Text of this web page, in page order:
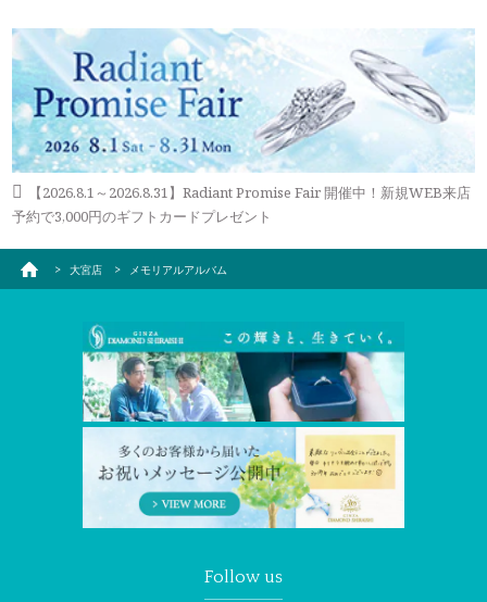
プロフェッショナルズ
メモリアルアルバム
セミ・フルオーダー
リングコラム
【2026.8.1～2026.8.31】Radiant Promise Fair 開催中！新規WEB来店
予約で3,000円のギフトカードプレゼント
大宮店 メモリアルアルバム
Follow us